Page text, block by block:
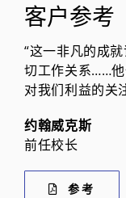
客户参考
“这一非凡的成
切工作关系……
对我们利益的关
约翰威克斯
前任校长
参考